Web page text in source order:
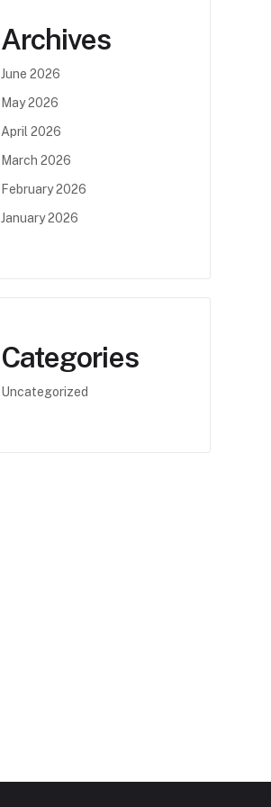
Archives
June 2026
May 2026
April 2026
March 2026
February 2026
January 2026
Categories
Uncategorized